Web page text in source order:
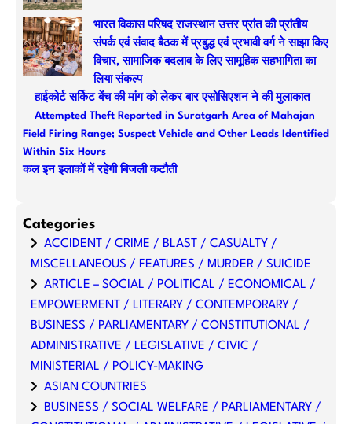
भारत विकास परिषद राजस्थान उत्तर प्रांत की प्रांतीय
संपर्क एवं संवाद बैठक में प्रबुद्ध एवं प्रभावी वर्ग ने साझा किए
विचार, सामाजिक बदलाव के लिए सामूहिक सहभागिता का
लिया संकल्प
हाईकोर्ट सर्किट बेंच की मांग को लेकर बार एसोसिएशन ने की मुलाकात
Attempted Theft Reported in Suratgarh Area of Mahajan
Field Firing Range; Suspect Vehicle and Other Leads Identified
Within Six Hours
कल इन इलाकों में रहेगी बिजली कटौती
Categories
ACCIDENT / CRIME / BLAST / CASUALTY /
MISCELLANEOUS / FEATURES / MURDER / SUICIDE
ARTICLE – SOCIAL / POLITICAL / ECONOMICAL /
EMPOWERMENT / LITERARY / CONTEMPORARY /
BUSINESS / PARLIAMENTARY / CONSTITUTIONAL /
ADMINISTRATIVE / LEGISLATIVE / CIVIC /
MINISTERIAL / POLICY-MAKING
ASIAN COUNTRIES
BUSINESS / SOCIAL WELFARE / PARLIAMENTARY /